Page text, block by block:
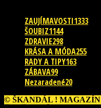
ZAUJÍMAVOSTI1333
ŠOUBIZ1144
ZDRAVIE298
KRÁSA A MÓDA255
RADY A TIPY163
ZÁBAVA99
Nezaradené20
© ŠKANDÁL ! MAGAZÍN